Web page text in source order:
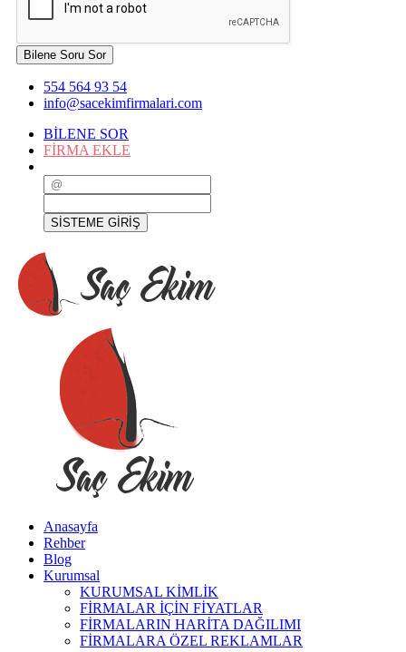
Bilene Soru Sor
554 564 93 54
info@sacekimfirmalari.com
BİLENE SOR
FİRMA EKLE
SİSTEME GİRİŞ
Anasayfa
Rehber
Blog
Kurumsal
KURUMSAL KİMLİK
FİRMALAR İÇİN FİYATLAR
FİRMALARIN HARİTA DAĞILIMI
FİRMALARA ÖZEL REKLAMLAR